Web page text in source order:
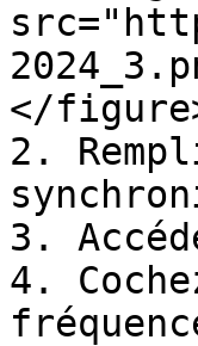
</
2.
3.
4.